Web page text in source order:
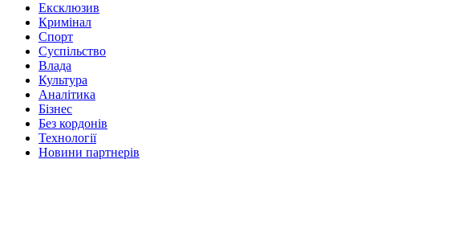
Ексклюзив
Кримінал
Спорт
Суспільство
Влада
Культура
Аналітика
Бізнес
Без кордонів
Технології
Новини партнерів